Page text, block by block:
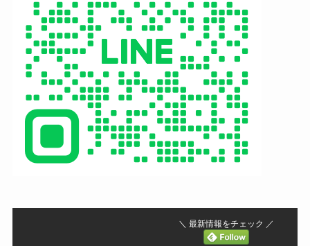
＼ 最新情報をチェック ／